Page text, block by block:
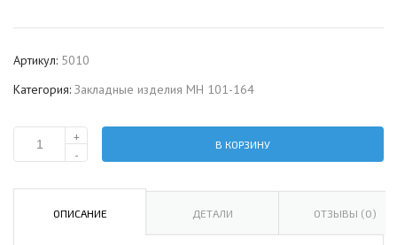
Артикул: 5010
Категория: Закладные изделия МН 101-164
Количество
закладное
+
-
В КОРЗИНУ
ОПИСАНИЕ ДЕТАЛИ ОТЗЫВЫ (0)